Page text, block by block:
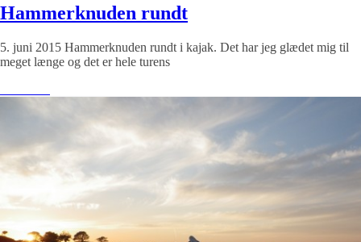
Hammerknuden rundt
5. juni 2015 Hammerknuden rundt i kajak. Det har jeg glædet mig til
meget længe og det er hele turens